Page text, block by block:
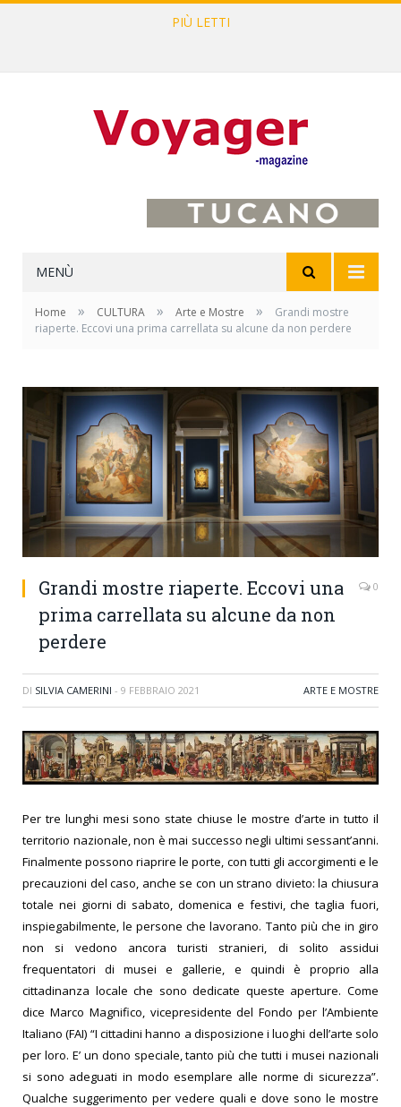
PIÙ LETTI
MENÙ
Home » CULTURA » Arte e Mostre »
Grandi mostre
riaperte. Eccovi una prima carrellata su alcune da non perdere
Grandi mostre riaperte. Eccovi una
prima carrellata su alcune da non
perdere
0
DI SILVIA CAMERINI - 9 FEBBRAIO 2021 ARTE E MOSTRE
Per tre lunghi mesi sono state chiuse le mostre d’arte in tutto il
territorio nazionale, non è mai successo negli ultimi sessant’anni.
Finalmente possono riaprire le porte, con tutti gli accorgimenti e le
precauzioni del caso, anche se con un strano divieto: la chiusura
totale nei giorni di sabato, domenica e festivi, che taglia fuori,
inspiegabilmente, le persone che lavorano. Tanto più che in giro
non si vedono ancora turisti stranieri, di solito assidui
frequentatori di musei e gallerie, e quindi è proprio alla
cittadinanza locale che sono dedicate queste aperture. Come
dice Marco Magnifico, vicepresidente del Fondo per l’Ambiente
Italiano (FAI) “I cittadini hanno a disposizione i luoghi dell’arte solo
per loro. E’ un dono speciale, tanto più che tutti i musei nazionali
si sono adeguati in modo esemplare alle norme di sicurezza”.
Qualche suggerimento per vedere quali e dove sono le mostre